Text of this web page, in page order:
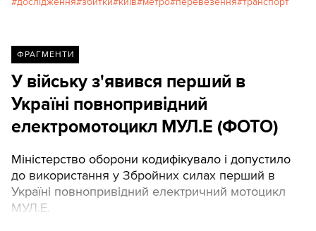
ФРАГМЕНТИ
У війську з'явився перший в
Україні повнопривідний
електромотоцикл МУЛ.Е (ФОТО)
Міністерство оборони кодифікувало і допустило
до використання у Збройних силах перший в
Україні повнопривідний електричний мотоцикл
МУЛ.Е.